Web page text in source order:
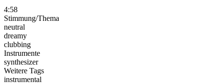
4:58
Stimmung/Thema
neutral
dreamy
clubbing
Instrumente
synthesizer
Weitere Tags
instrumental